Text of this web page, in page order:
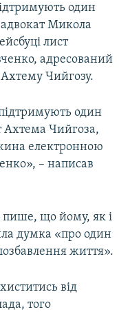
один
Микола
лист
адресований
Чийгозу.
підтримують один
Ахтема Чийгоза,
електронною
– написав
пише, що йому, як і
думка «про один
життя».
від
того